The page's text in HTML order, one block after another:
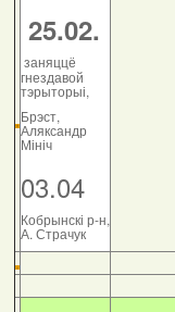
25.02.
заняццё
гнездавой
тэрыторыі,
Брэст,
Аляксандр
Мініч
03.04
Кобрынскі р-н,
А. Страчук